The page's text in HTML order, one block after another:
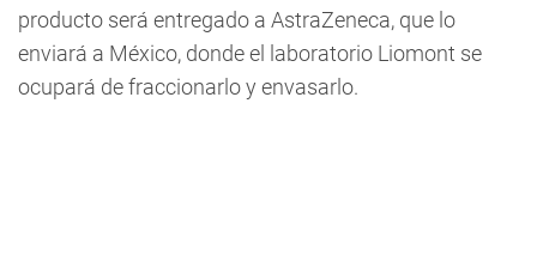
producto será entregado a AstraZeneca, que lo
enviará a México, donde el laboratorio Liomont se
ocupará de fraccionarlo y envasarlo.